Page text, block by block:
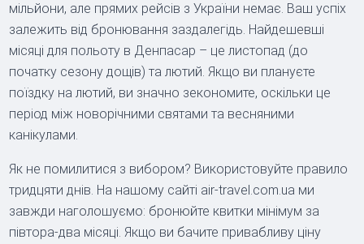
мільйони, але прямих рейсів з України немає. Ваш успіх
залежить від бронювання заздалегідь. Найдешевші
місяці для польоту в Денпасар – це листопад (до
початку сезону дощів) та лютий. Якщо ви плануєте
поїздку на лютий, ви значно зекономите, оскільки це
період між новорічними святами та весняними
канікулами.
Як не помилитися з вибором? Використовуйте правило
тридцяти днів. На нашому сайті air-travel.com.ua ми
завжди наголошуємо: бронюйте квитки мінімум за
півтора-два місяці. Якщо ви бачите привабливу ціну